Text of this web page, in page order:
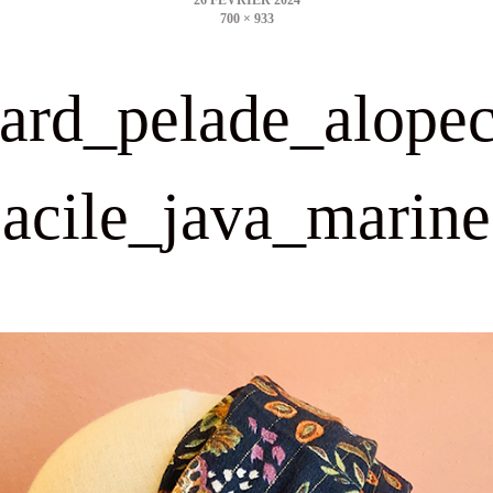
size
acile_java_marine